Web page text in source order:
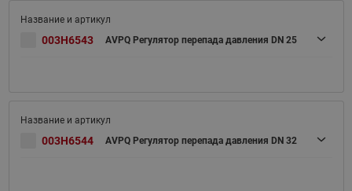
003H6543 AVPQ Регулятор перепада давления DN 25
003H6544 AVPQ Регулятор перепада давления DN 32